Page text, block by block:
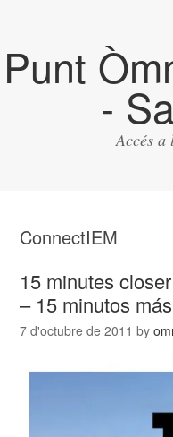
Punt
-
Accés
ConnectIEM
15 minutes
– 15 minutos
7 d'octubre de 2011 by